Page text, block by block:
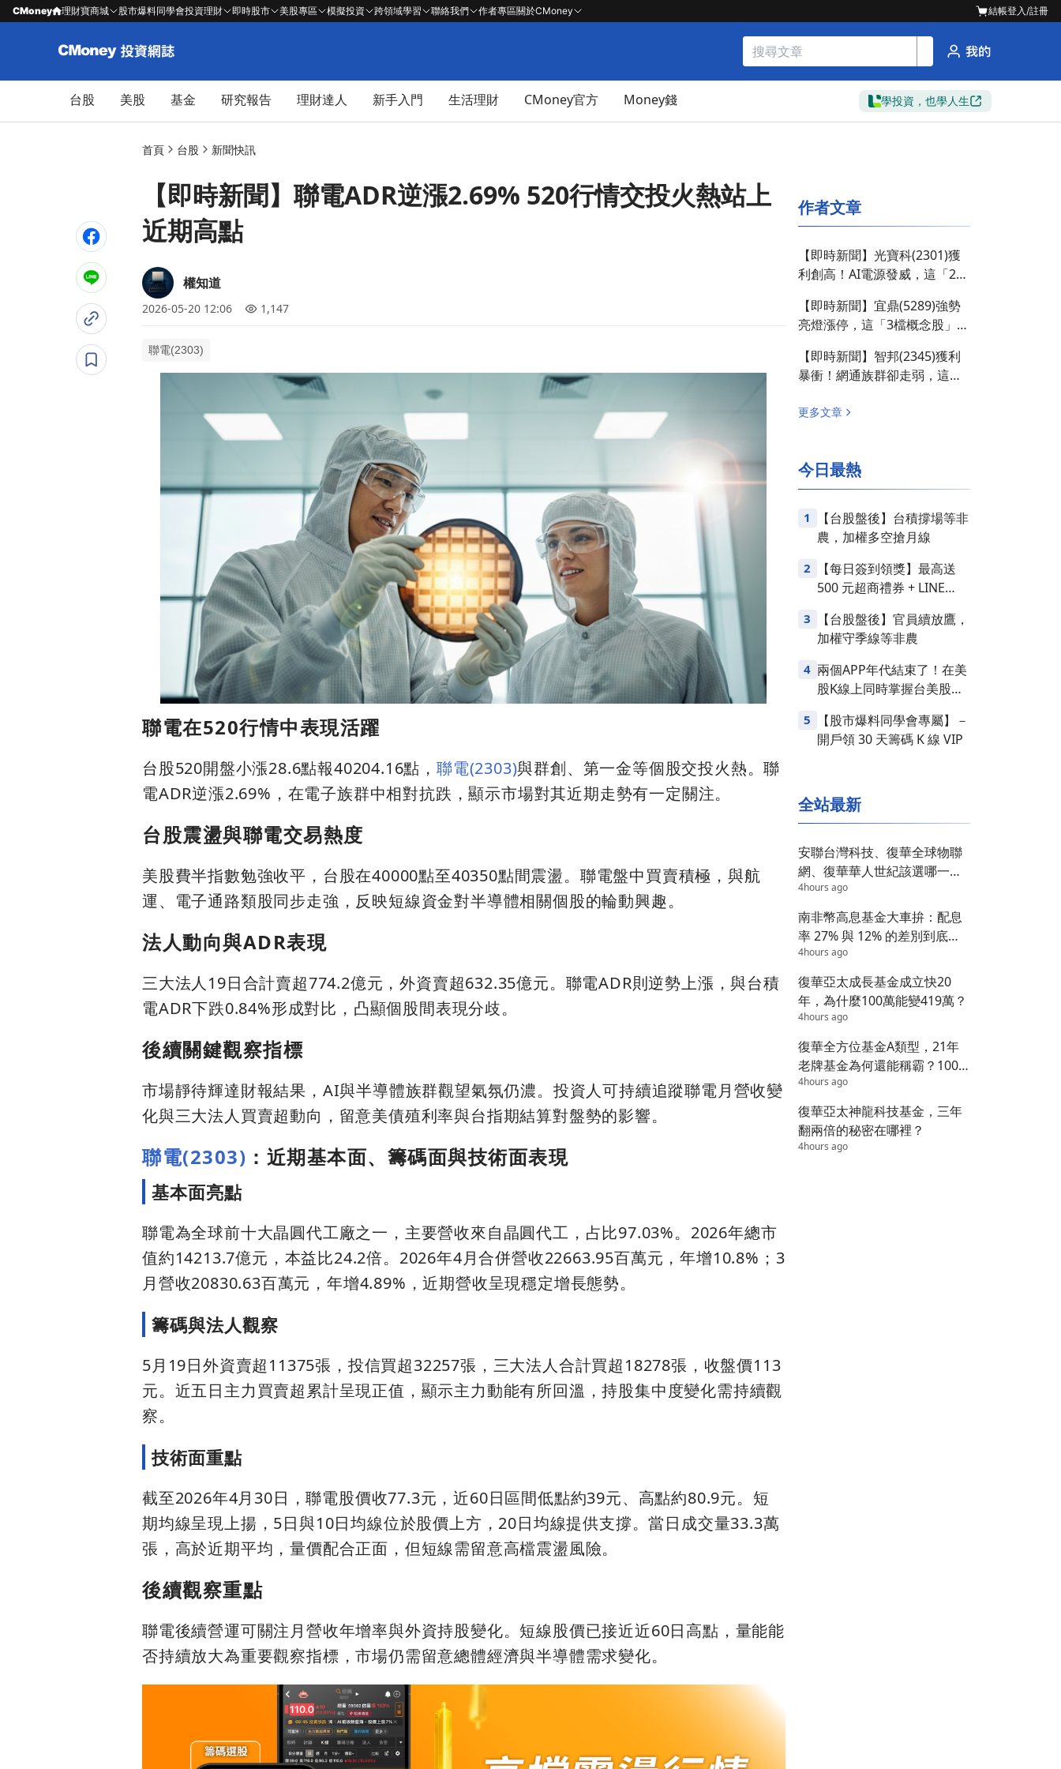
CMoney 理財寶商城 股市爆料同學會投資理財 即時股市 美股專區 模擬投資 跨領域學習 聯絡我們 作者專區關於CMoney 結帳登入/註冊
台股 美股 基金 研究報告 理財達人 新手入門 生活理財 CMoney官方 Money錢 學投資，也學人生
首頁 台股 新聞快訊
【即時新聞】聯電ADR逆漲2.69% 520行情交投火熱站上
近期高點
權知道
2026-05-20 12:06 1,147
聯電(2303)
聯電在520行情中表現活躍
台股520開盤小漲28.6點報40204.16點，聯電(2303)與群創、第一金等個股交投火熱。聯
電ADR逆漲2.69%，在電子族群中相對抗跌，顯示市場對其近期走勢有一定關注。
台股震盪與聯電交易熱度
美股費半指數勉強收平，台股在40000點至40350點間震盪。聯電盤中買賣積極，與航
運、電子通路類股同步走強，反映短線資金對半導體相關個股的輪動興趣。
法人動向與ADR表現
三大法人19日合計賣超774.2億元，外資賣超632.35億元。聯電ADR則逆勢上漲，與台積
電ADR下跌0.84%形成對比，凸顯個股間表現分歧。
後續關鍵觀察指標
市場靜待輝達財報結果，AI與半導體族群觀望氣氛仍濃。投資人可持續追蹤聯電月營收變
化與三大法人買賣超動向，留意美債殖利率與台指期結算對盤勢的影響。
聯電(2303) ：近期基本面、籌碼面與技術面表現
基本面亮點
聯電為全球前十大晶圓代工廠之一，主要營收來自晶圓代工，占比97.03%。2026年總市
值約14213.7億元，本益比24.2倍。2026年4月合併營收22663.95百萬元，年增10.8%；3
月營收20830.63百萬元，年增4.89%，近期營收呈現穩定增長態勢。
籌碼與法人觀察
5月19日外資賣超11375張，投信買超32257張，三大法人合計買超18278張，收盤價113
元。近五日主力買賣超累計呈現正值，顯示主力動能有所回溫，持股集中度變化需持續觀
察。
技術面重點
截至2026年4月30日，聯電股價收77.3元，近60日區間低點約39元、高點約80.9元。短
期均線呈現上揚，5日與10日均線位於股價上方，20日均線提供支撐。當日成交量33.3萬
張，高於近期平均，量價配合正面，但短線需留意高檔震盪風險。
後續觀察重點
聯電後續營運可關注月營收年增率與外資持股變化。短線股價已接近近60日高點，量能能
否持續放大為重要觀察指標，市場仍需留意總體經濟與半導體需求變化。
作者文章
【即時新聞】光寶科(2301)獲
利創高！AI電源發威，這「2檔
【即時新聞】宜鼎(5289)強勢
亮燈漲停，這「3檔概念股」卻
【即時新聞】智邦(2345)獲利
暴衝！網通族群卻走弱，這「3
更多文章
今日最熱
1
【台股盤後】台積撐場等非
農，加權多空搶月線
2
【每日簽到領獎】最高送
500 元超商禮券 + LINE
3
【台股盤後】官員續放鷹，
加權守季線等非農
4 兩個APP年代結束了！在美
股K線上同時掌握台美股損
5
【股市爆料同學會專屬】－
開戶領 30 天籌碼 K 線 VIP
全站最新
安聯台灣科技、復華全球物聯
網、復華華人世紀該選哪一
檔？答案在這 3 個維度
4hours ago
南非幣高息基金大車拚：配息
率 27% 與 12% 的差別到底在
哪？
4hours ago
復華亞太成長基金成立快20
年，為什麼100萬能變419萬？
4hours ago
復華全方位基金A類型，21年
老牌基金為何還能稱霸？100
萬變1800萬的秘密
4hours ago
復華亞太神龍科技基金，三年
翻兩倍的秘密在哪裡？
4hours ago